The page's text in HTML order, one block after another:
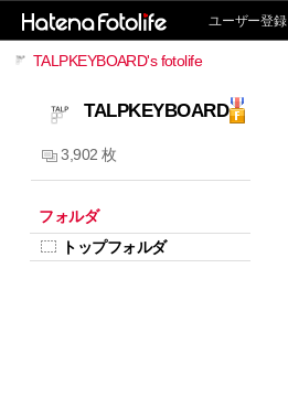
ユーザー登録
TALPKEYBOARD's fotolife
TALPKEYBOARD
3,902 枚
フォルダ
トップフォルダ